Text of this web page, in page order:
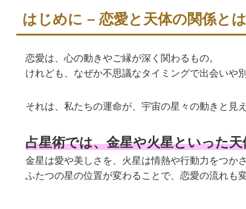
はじめに – 恋愛と天体の関係と
恋愛は、心の動きやご縁が深く関わるもの。
けれども、なぜか不思議なタイミングで出会いや
それは、私たちの運命が、宇宙の星々の動きと見
占星術では、金星や火星といった
金星は愛や美しさを、火星は情熱や行動力をつかさ
ふたつの星の位置が変わることで、恋愛の流れも